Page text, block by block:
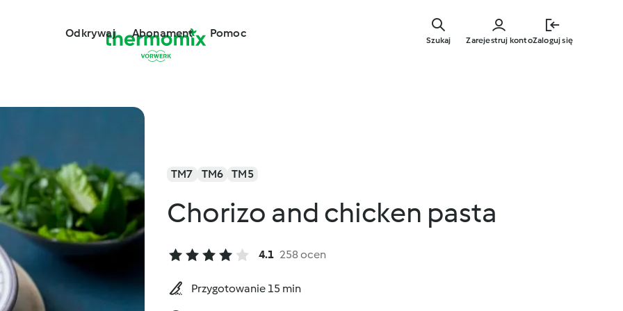
głównej
Odkrywaj Abonament Pomoc
Zarejestruj kontoZaloguj się
Szukaj
TM7 TM6 TM5
Chorizo and chicken pasta
4.1 258 ocen
Przygotowanie 15 min